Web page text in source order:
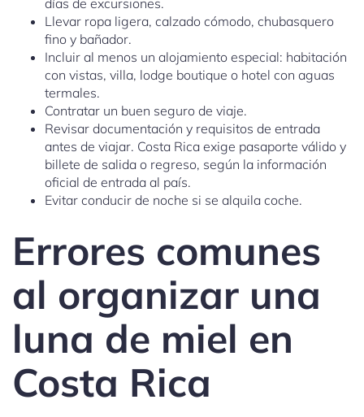
días de excursiones.
Llevar ropa ligera, calzado cómodo, chubasquero
fino y bañador.
Incluir al menos un alojamiento especial: habitación
con vistas, villa, lodge boutique o hotel con aguas
termales.
Contratar un buen seguro de viaje.
Revisar documentación y requisitos de entrada
antes de viajar. Costa Rica exige pasaporte válido y
billete de salida o regreso, según la información
oficial de entrada al país.
Evitar conducir de noche si se alquila coche.
Errores comunes
al organizar una
luna de miel en
Costa Rica